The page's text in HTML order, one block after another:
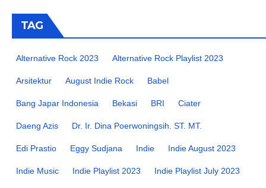
TAG
Alternative Rock 2023 Alternative Rock Playlist 2023
Arsitektur August Indie Rock Babel
Bang Japar Indonesia Bekasi BRI Ciater
Daeng Azis Dr. Ir. Dina Poerwoningsih. ST. MT.
Edi Prastio Eggy Sudjana Indie Indie August 2023
Indie Music Indie Playlist 2023 Indie Playlist July 2023